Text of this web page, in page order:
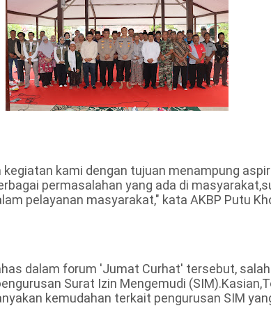
kami dengan tujuan menampung
permasalahan yang ada di
pelayanan masyarakat," kata AKBP Putu
dalam forum 'Jumat Curhat' tersebut,
Surat Izin Mengemudi
kemudahan terkait pengurusan SIM